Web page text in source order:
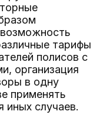
тарифы
полисов с
организация
в одну
применять
иных случаев.